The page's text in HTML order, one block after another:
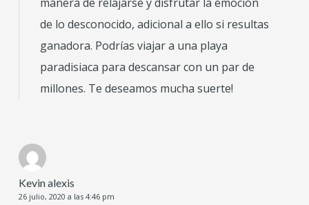
de lo desconocido, adicional a ello si resultas
ganadora. Podrías viajar a una playa
paradisiaca para descansar con un par de
millones. Te deseamos mucha suerte!
Kevin alexis
26 julio, 2020 a las 4:46 pm